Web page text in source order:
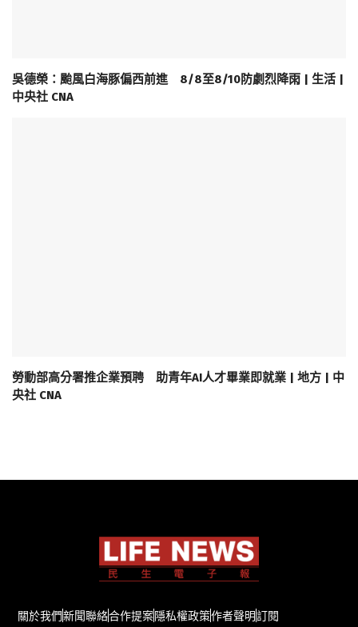
吳德榮：颱風白海豚偏西前進 8/8至8/10防劇烈降雨 | 生活 |
中央社 CNA
勞動部高分署推企業預聘 助青年AI人才畢業即就業 | 地方 | 中
央社 CNA
關於我們新聞聯絡合作提案隱私權政策作者聲明訂閱